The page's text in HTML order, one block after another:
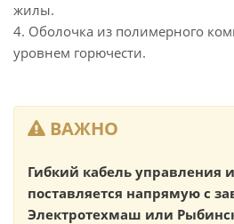
жилы.
4. Оболочка из полимерного
уровнем горючести.
ВАЖНО
Гибкий кабель управления
поставляется напрямую с
Электротехмаш или